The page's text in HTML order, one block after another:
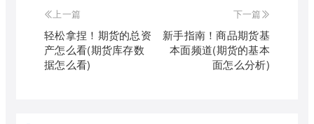
上一篇
轻松拿捏！期货的总资
产怎么看(期货库存数
据怎么看)
下一篇
新手指南！商品期货基
本面频道(期货的基本
面怎么分析)